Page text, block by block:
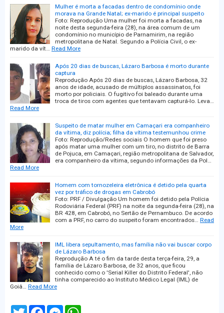
Mulher é morta a facadas dentro de condomínio onde
morava na Grande Natal; ex-marido é principal suspeito
Foto: Reprodução Uma mulher foi morta a facadas, na
noite desta segunda-feira (28), na área comum de um
condomínio no município de Parnamirim, na região
metropolitana de Natal. Segundo a Polícia Civil, o ex-
marido da vít… Read More
Após 20 dias de buscas, Lázaro Barbosa é morto durante
captura
Reprodução Após 20 dias de buscas, Lázaro Barbosa, 32
anos de idade, acusado de múltiplos assassinatos, foi
morto por policiais. O fugitivo foi baleado durante uma
troca de tiros com agentes que tentavam capturá-lo. Leva…
Read More
Suspeito de matar mulher em Camaçari era companheiro
da vítima, diz polícia; filha da vítima testemunhou crime
Foto: Reprodução/Redes sociais O homem que foi preso
após matar uma mulher com um tiro, no distrito de Barra
de Pojuca, em Camaçari, região metropolitana de Salvador,
era companheiro da vítima, segundo informações da Pol…
Read More
Homem com tornozeleira eletrônica é detido pela quarta
vez por tráfico de drogas em Cabrobó
Foto: PRF / Divulgação Um homem foi detido pela Polícia
Rodoviária Federal (PRF) na noite da segunda-feira (28), na
BR 428, em Cabrobó, no Sertão de Pernambuco. De acordo
com a PRF, no carro do suspeito foram encontrados… Read
More
IML libera sepultamento, mas família não vai buscar corpo
de Lázaro Barbosa
Reprodução A té o fim da tarde desta terça-feira, 29, a
família de Lázaro Barbosa, de 32 anos, que ficou
conhecido como o 'Serial Killer do Distrito Federal', não
tinha comparecido ao Instituto Médico Legal (IML) de
Goiâ… Read More
T
F
M